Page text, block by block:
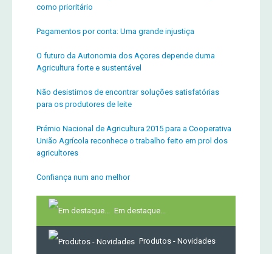
como prioritário
Pagamentos por conta: Uma grande injustiça
O futuro da Autonomia dos Açores depende duma
Agricultura forte e sustentável
Não desistimos de encontrar soluções satisfatórias
para os produtores de leite
Prémio Nacional de Agricultura 2015 para a Cooperativa
União Agrícola reconhece o trabalho feito em prol dos
agricultores
Confiança num ano melhor
Em destaque...
Produtos - Novidades